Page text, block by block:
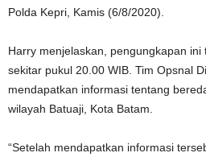
Polda Kepri, Kamis (6/8/2020).
Harry menjelaskan, pengungkapan
sekitar pukul 20.00 WIB. Tim Opsnal
mendapatkan informasi tentang
wilayah Batuaji, Kota Batam.
“Setelah mendapatkan informasi